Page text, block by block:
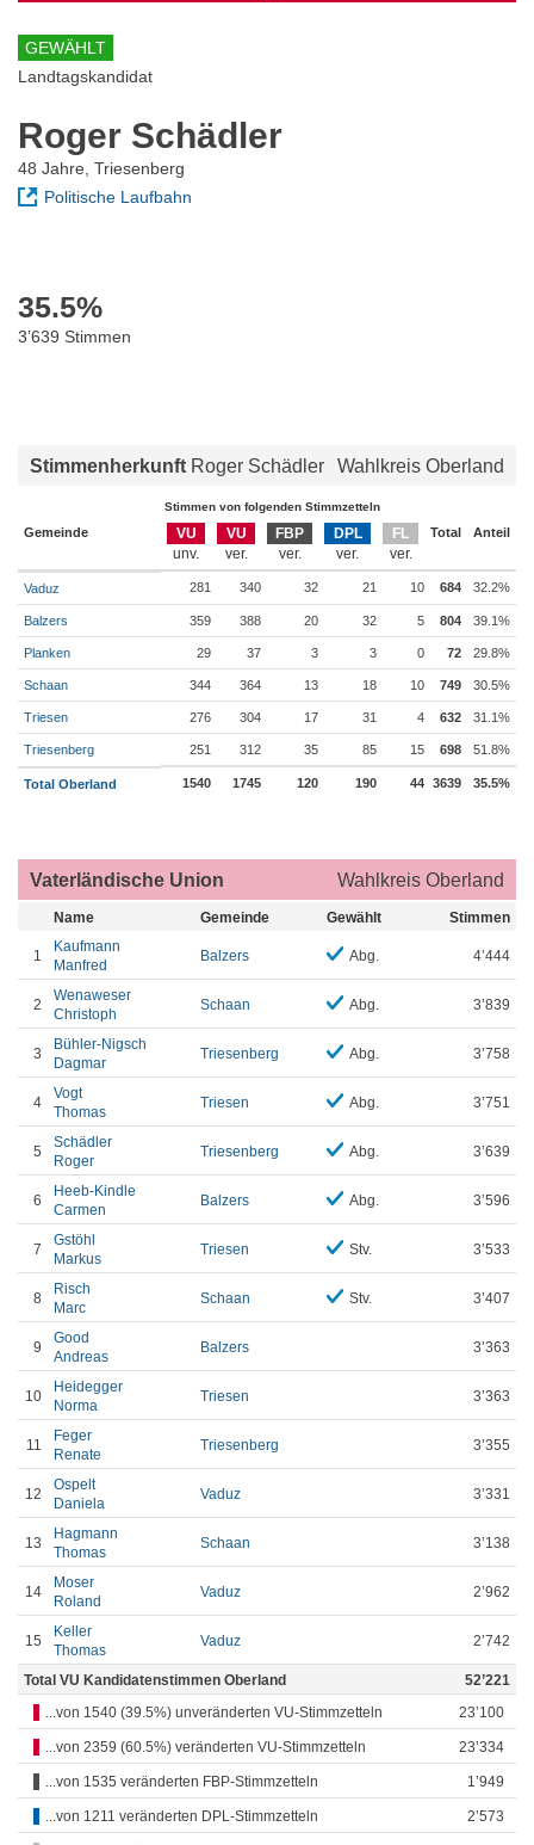
GEWÄHLT
Landtagskandidat
Roger Schädler
48 Jahre, Triesenberg
Politische Laufbahn
35.5%
3’639 Stimmen
Stimmenherkunft Roger Schädler Wahlkreis Oberland
Stimmen von folgenden Stimmzetteln
Gemeinde VU VU FBP DPL FL Total Anteil
Vaduz 281 340 32 21 10 684 32.2%
Balzers 359 388 20 32 5 804 39.1%
Planken 29 37 3 3 0 72 29.8%
Schaan 344 364 13 18 10 749 30.5%
Triesen 276 304 17 31 4 632 31.1%
Triesenberg 251 312 35 85 15 698 51.8%
Total Oberland 1540 1745 120 190 44 3639 35.5%
Vaterländische Union Wahlkreis Oberland
Name Gemeinde Gewählt Stimmen
1
Kaufmann
Manfred
Balzers Abg. 4’444
2
Wenaweser
Christoph
Schaan Abg. 3’839
3
Bühler-Nigsch
Dagmar
Triesenberg Abg. 3’758
4
Vogt
Thomas
Triesen Abg. 3’751
5
Schädler
Roger
Triesenberg Abg. 3’639
6
Heeb-Kindle
Carmen
Balzers Abg. 3’596
7
Gstöhl
Markus
Triesen Stv. 3’533
8
Risch
Marc
Schaan Stv. 3’407
9
Good
Andreas
Balzers 3’363
10
Heidegger
Norma
Triesen 3’363
11
Feger
Renate
Triesenberg 3’355
12
Ospelt
Daniela
Vaduz 3’331
13
Hagmann
Thomas
Schaan 3’138
14
Moser
Roland
Vaduz 2’962
15
Keller
Thomas
Vaduz 2’742
Total VU Kandidatenstimmen Oberland
52’221
...von 1540 (39.5%) unveränderten VU-Stimmzetteln
23’100
...von 2359 (60.5%) veränderten VU-Stimmzetteln 23’334
...von 1535 veränderten FBP-Stimmzetteln 1’949
...von 1211 veränderten DPL-Stimmzetteln 2’573